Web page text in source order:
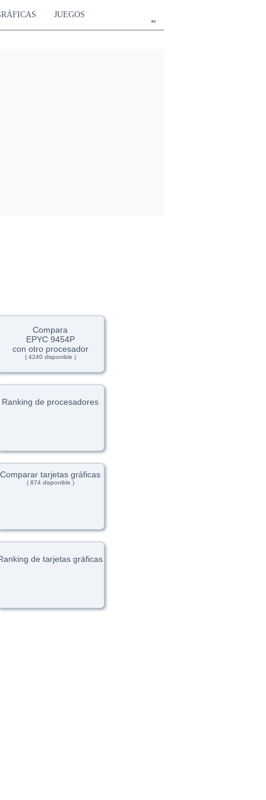
es
JUEGOS
Compara
EPYC 9454P
con otro procesador
( 4240 disponible )
Ranking de procesadores
Comparar tarjetas gráficas
( 874 disponible )
de tarjetas gráficas